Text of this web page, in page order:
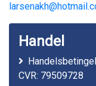
Handel
CVR: 79509728